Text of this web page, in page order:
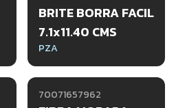
BRITE BORRA FACIL
7.1x11.40 CMS
PZA
70071657962